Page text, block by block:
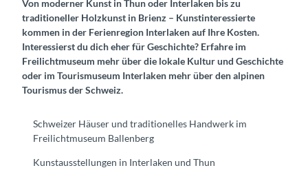
Von moderner Kunst in Thun oder Interlaken bis zu
traditioneller Holzkunst in Brienz – Kunstinteressierte
kommen in der Ferienregion Interlaken auf Ihre Kosten.
Interessierst du dich eher für Geschichte? Erfahre im
Freilichtmuseum mehr über die lokale Kultur und Geschichte
oder im Tourismuseum Interlaken mehr über den alpinen
Tourismus der Schweiz.
Schweizer Häuser und traditionelles Handwerk im
Freilichtmuseum Ballenberg
Kunstausstellungen in Interlaken und Thun